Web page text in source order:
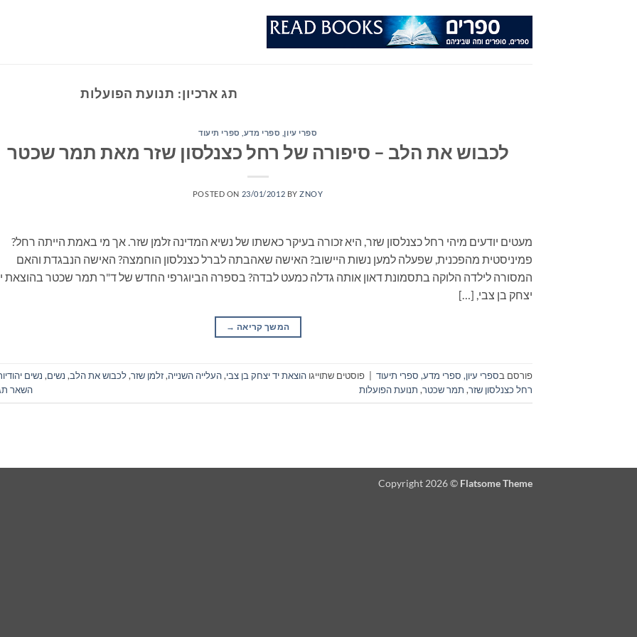
תג ארכיון: תנועת הפועלות
ספרי עיון, ספרי מדע, ספרי תיעוד
לכבוש את הלב – סיפורה של רחל כצנלסון שזר מאת תמר שכטר
POSTED ON 23/01/2012 BYZNOY
מעטים יודעים מיהי רחל כצנלסון שזר, היא זכורה בעיקר כאשתו של נשיא המדינה זלמן שזר. אך מי באמת הייתה רחל?
פמיניסטית מהפכנית, שפעלה למען נשות היישוב? האישה שאהבתה לברל כצנלסון הוחמצה? האישה הנבגדת והאם
המסורה לילדה הלוקה בתסמונת דאון אותה גדלה כמעט לבדה? בספרה הביוגרפי החדש של ד"ר תמר שכטר בהוצאת
יצחק בן צבי, […]
המשך קריאה →
פורסם בספרי עיון, ספרי מדע, ספרי תיעוד פוסטים שתוייגו הוצאת יד יצחק בן צבי,העלייה השנייה,זלמן שזר,לכבוש את הלב, נשים, נשים
רחל כצנלסון שזר, תמר שכטר, תנועת הפועלות השאר
Copyright 2026 © Flatsome Theme